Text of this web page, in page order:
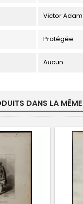
Victor Adam
Protégée
Aucun
DANS LA